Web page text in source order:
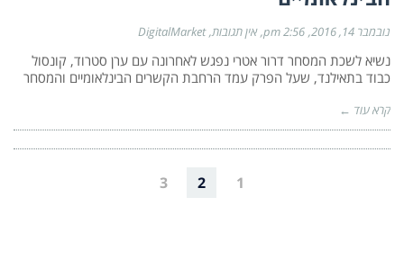
נובמבר 14, 2016 2:56 pm אין תגובות DigitalMarket
נשיא לשכת המסחר דרור אטרי נפגש לאחרונה עם ערן סטרוד, קונסול
כבוד בתאילנד, שעל הפרק עמד הרחבת הקשרים הבינלאומיים והמסחר
קרא עוד ←
1
2
3